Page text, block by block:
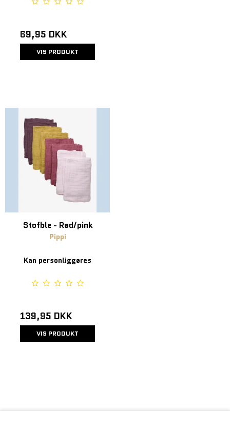
69,95 DKK
VIS PRODUKT
Stofble - Rød/pink
Pippi
Kan personliggøres
139,95 DKK
VIS PRODUKT